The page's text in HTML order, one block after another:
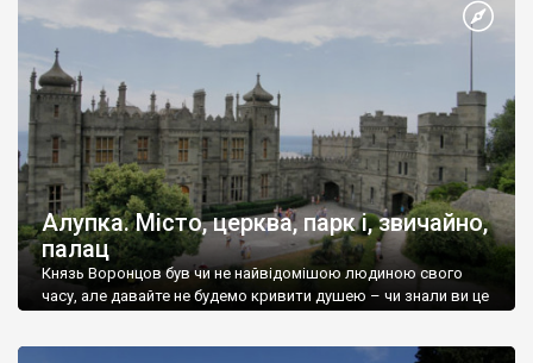
Алупка. Місто, церква, парк і, звичайно,
палац
Князь Воронцов був чи не найвідомішою людиною свого
часу, але давайте не будемо кривити душею – чи знали ви це